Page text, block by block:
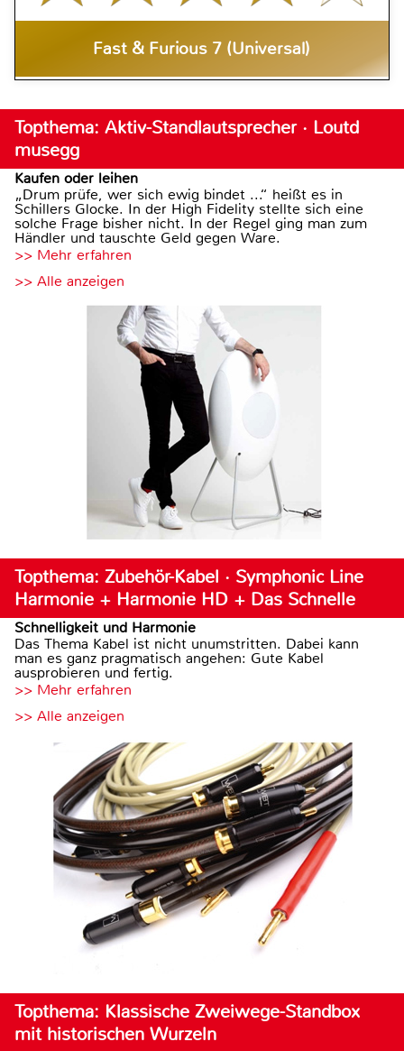
Fast & Furious 7 (Universal)
Topthema: Aktiv-Standlautsprecher · Loutd
musegg
Kaufen oder leihen
„Drum prüfe, wer sich ewig bindet ...“ heißt es in
Schillers Glocke. In der High Fidelity stellte sich eine
solche Frage bisher nicht. In der Regel ging man zum
Händler und tauschte Geld gegen Ware.
>> Mehr erfahren
>> Alle anzeigen
Topthema: Zubehör-Kabel · Symphonic Line
Harmonie + Harmonie HD + Das Schnelle
Schnelligkeit und Harmonie
Das Thema Kabel ist nicht unumstritten. Dabei kann
man es ganz pragmatisch angehen: Gute Kabel
ausprobieren und fertig.
>> Mehr erfahren
>> Alle anzeigen
Topthema: Klassische Zweiwege-Standbox
mit historischen Wurzeln